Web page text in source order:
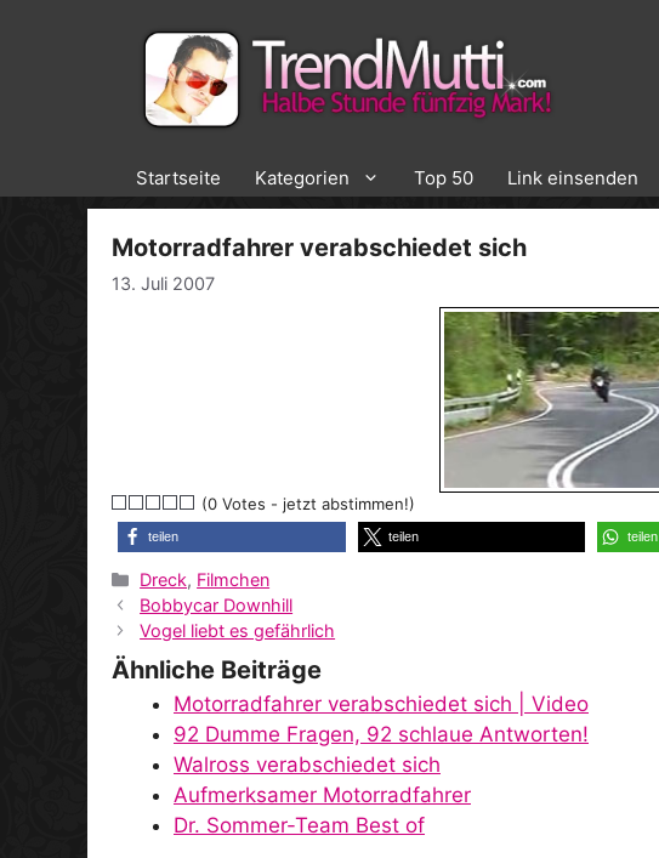
Startseite Kategorien Top 50 Link einsenden
Motorradfahrer verabschiedet sich
13. Juli 2007
(0 Votes - jetzt abstimmen!)
teilen teilen teilen
Kategorien
Dreck, Filmchen
Bobbycar Downhill
Vogel liebt es gefährlich
Ähnliche Beiträge
Motorradfahrer verabschiedet sich | Video
92 Dumme Fragen, 92 schlaue Antworten!
Walross verabschiedet sich
Aufmerksamer Motorradfahrer
Dr. Sommer-Team Best of